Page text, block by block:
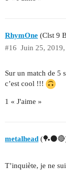
RhymOne (Clst 9
Juin 25,
#16
Sur un match de 5
c’est cool !!!
1 « J'aime »
metalhead
T’inquiète, je ne